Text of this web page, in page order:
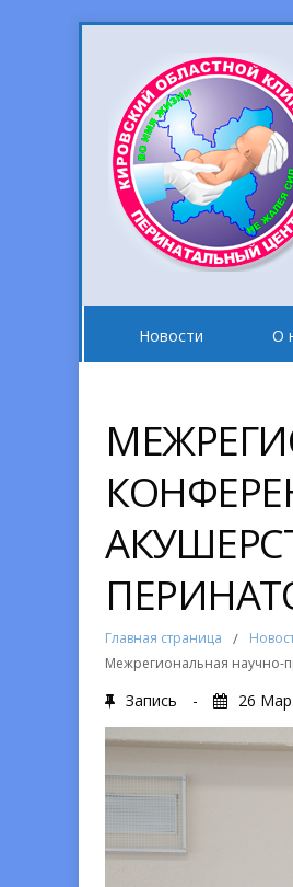
Новости О
Главная страница /
Межрегиональная научно-
Запись - 26